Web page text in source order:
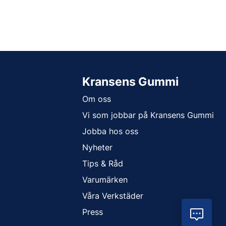
Kransens Gummi
Om oss
Vi som jobbar på Kransens Gummi
Jobba hos oss
Nyheter
Tips & Råd
Varumärken
Våra Verkstäder
Press